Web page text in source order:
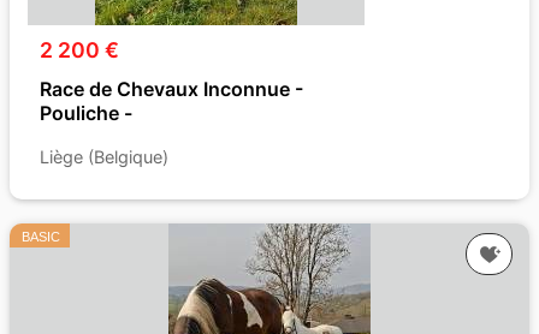
2 200 €
Race de Chevaux Inconnue -
Pouliche -
Liège (Belgique)
BASIC